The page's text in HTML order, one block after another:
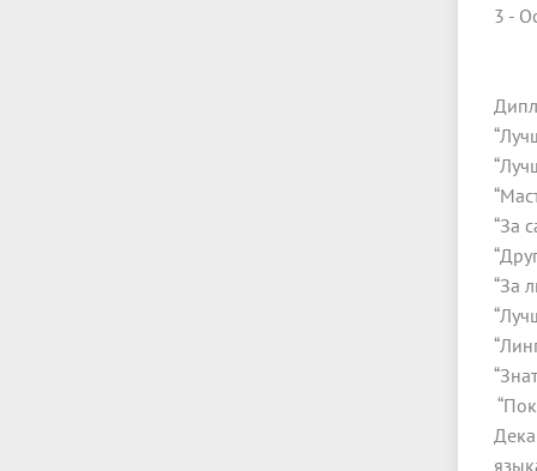
3 -
“За
“За